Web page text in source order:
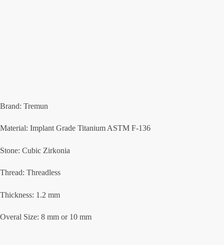
Brand: Tremun
Material: Implant Grade Titanium ASTM F-136
Stone: Cubic Zirkonia
Thread: Threadless
Thickness: 1.2 mm
Overal Size: 8 mm or 10 mm